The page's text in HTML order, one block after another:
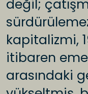
değil;
kapitalizmi,
itibaren
arasındaki